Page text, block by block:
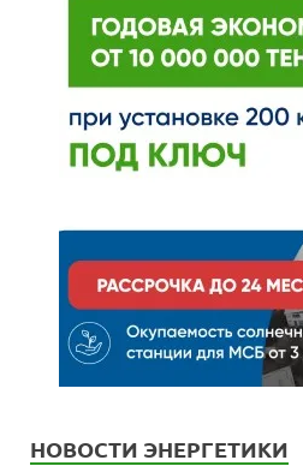
НОВОСТИ ЭНЕРГЕТИКИ